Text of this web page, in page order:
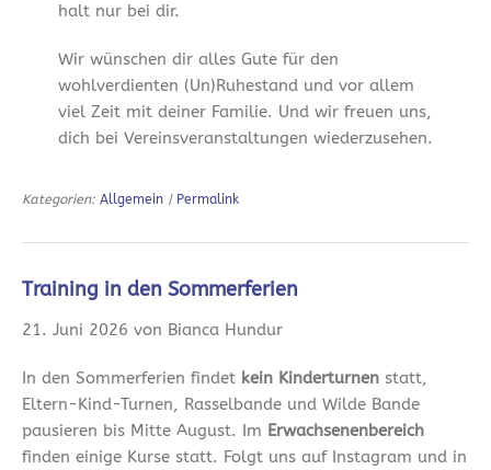
halt nur bei dir.
Wir wünschen dir alles Gute für den
wohlverdienten (Un)Ruhestand und vor allem
viel Zeit mit deiner Familie. Und wir freuen uns,
dich bei Vereinsveranstaltungen wiederzusehen.
Kategorien: Allgemein | Permalink
Training in den Sommerferien
21. Juni 2026 von Bianca Hundur
In den Sommerferien findet kein Kinderturnen statt,
Eltern-Kind-Turnen, Rasselbande und Wilde Bande
pausieren bis Mitte August. Im Erwachsenenbereich
finden einige Kurse statt. Folgt uns auf Instagram und in